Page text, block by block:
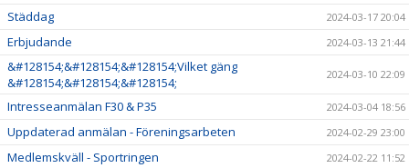
Städdag 2024-03-17 20:04
Erbjudande 2024-03-13 21:44
&#128154;&#128154;&#128154;Vilket gäng
&#128154;&#128154;&#128154;
2024-03-10 22:09
Intresseanmälan F30 & P35 2024-03-04 18:56
Uppdaterad anmälan - Föreningsarbeten 2024-02-29 23:00
Medlemskväll - Sportringen 2024-02-22 11:52